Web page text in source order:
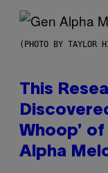
(PHOTO BY TAYLOR
This
Whoop’
Alpha